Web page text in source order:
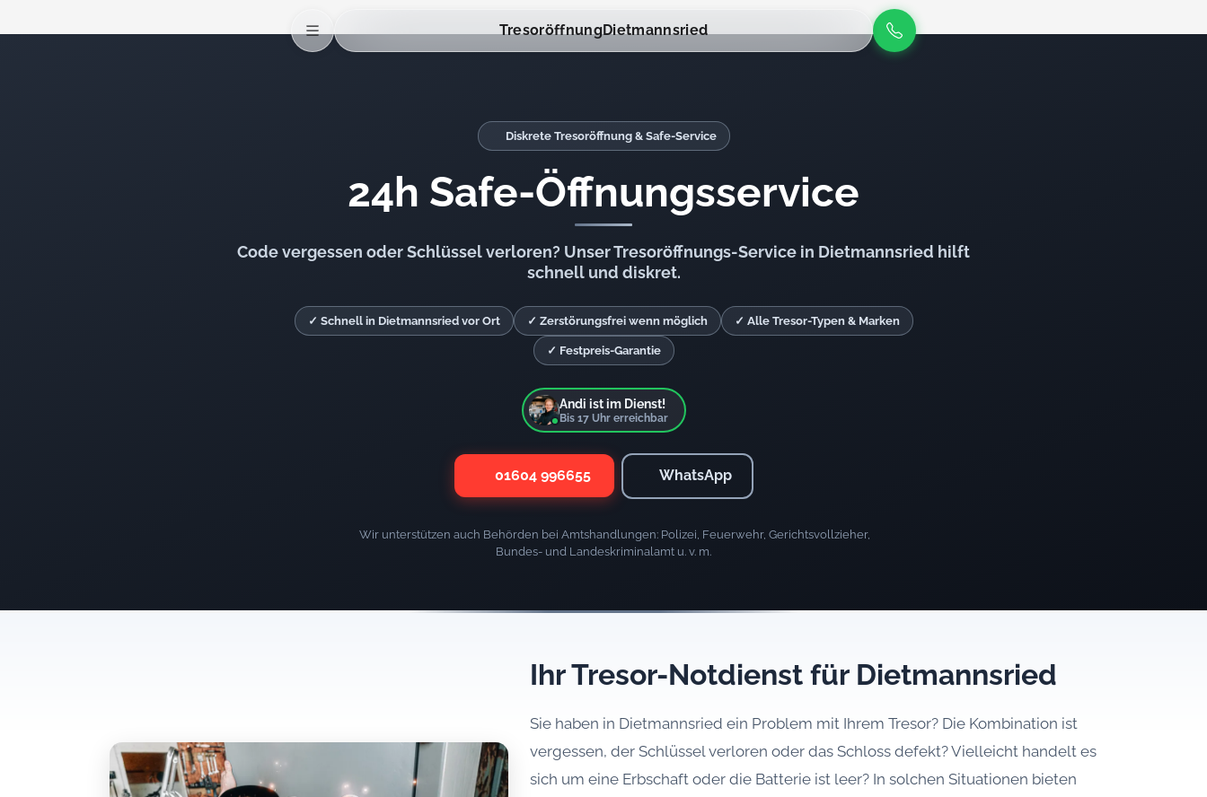
TresoröffnungDietmannsried
Diskrete Tresoröffnung & Safe-Service
24h Safe-Öffnungsservice
Code vergessen oder Schlüssel verloren? Unser Tresoröffnungs-Service in Dietmannsried hilft
schnell und diskret.
✓ Schnell in Dietmannsried vor Ort ✓ Zerstörungsfrei wenn möglich ✓ Alle Tresor-Typen & Marken
✓ Festpreis-Garantie
Andi ist im Dienst!
Bis 17Uhr erreichbar
01604 996655 WhatsApp
Wir unterstützen auch Behörden bei Amtshandlungen: Polizei, Feuerwehr, Gerichtsvollzieher,
Bundes- und Landeskriminalamt u. v. m.
Ihr Tresor-Notdienst für Dietmannsried
Sie haben in Dietmannsried ein Problem mit Ihrem Tresor? Die Kombination ist
vergessen, der Schlüssel verloren oder das Schloss defekt? Vielleicht handelt es
sich um eine Erbschaft oder die Batterie ist leer? In solchen Situationen bieten